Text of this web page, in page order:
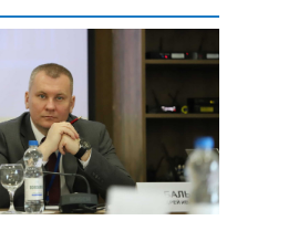
РФ: Поездка
в США не принесла
результатов
школьники
первые «космические»
из семян, побывавших